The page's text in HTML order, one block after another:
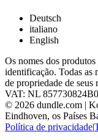
Deutsch
italiano
English
Os nomes dos
identificação. Todas as
de propriedade de seus
VAT: NL
© 2026 dundle.com |
Eindhoven, os Países
Política de privacidade|